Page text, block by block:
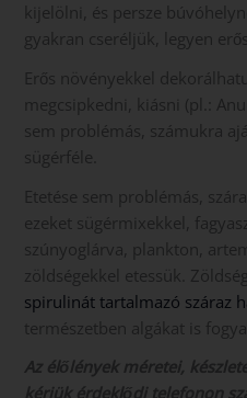
kijelölni, és persze
gyakran cseréljük, legyen
Erős növényekkel
megcsipkedni, kiásni (pl.:
sem problémás, számukra
sügérféle.
Etetése sem problémás,
ezeket sügérmixekkel,
szúnyoglárva, plankton,
zöldségekkel etessük.
spirulinát tartalmazó száraz
természetben algákat is
Az élőlények méretei,
kérjük érdeklődj telefonon